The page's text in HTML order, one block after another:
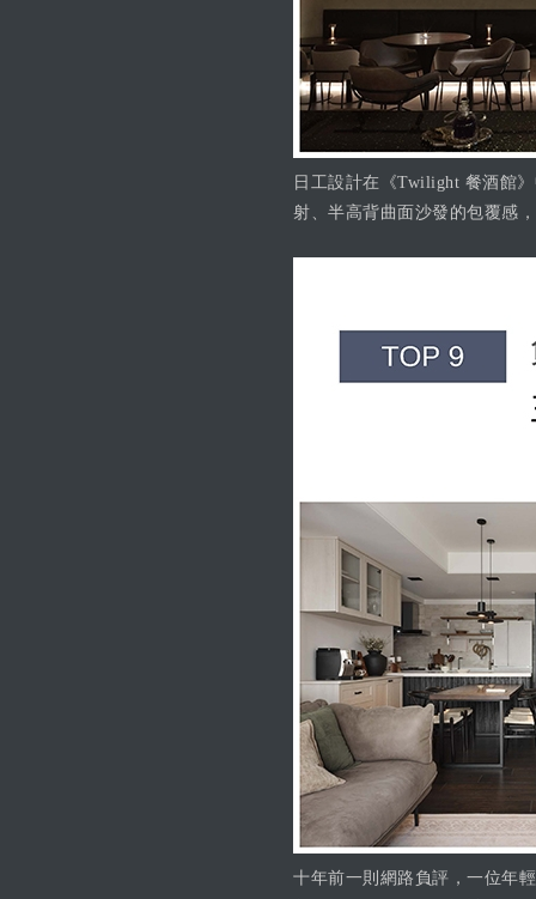
日工設計在《Twilight 餐酒館
射、半高背曲面沙發的包覆感
十年前一則網路負評，一位年